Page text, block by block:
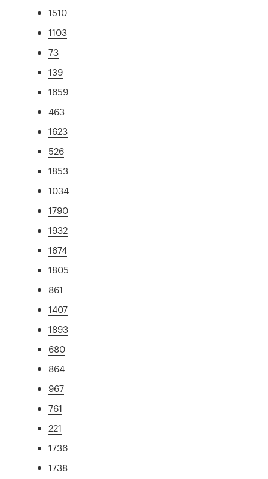
1510
1103
73
139
1659
463
1623
526
1853
1034
1790
1932
1674
1805
861
1407
1893
680
864
967
761
221
1736
1738